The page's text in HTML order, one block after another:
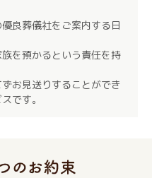
良葬儀社をご案内する日
を預かるという責任を持
お見送りすることができ
です。